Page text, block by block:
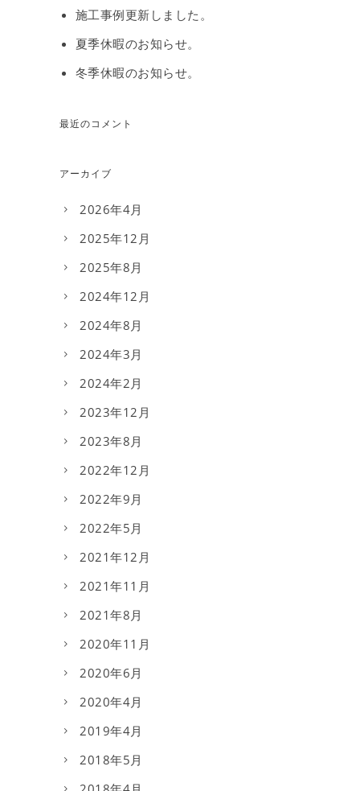
施工事例更新しました。
夏季休暇のお知らせ。
冬季休暇のお知らせ。
最近のコメント
アーカイブ
2026年4月
2025年12月
2025年8月
2024年12月
2024年8月
2024年3月
2024年2月
2023年12月
2023年8月
2022年12月
2022年9月
2022年5月
2021年12月
2021年11月
2021年8月
2020年11月
2020年6月
2020年4月
2019年4月
2018年5月